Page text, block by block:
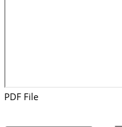
PDF File